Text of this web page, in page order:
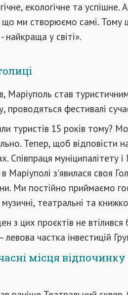
екологічне та успішне.
що ми створюємо самі.
у світі».
Маріуполь став
проводяться фестивалі
туристів 15 років тому?
Тепер, щоб відповісти
Співпраця муніципалітету
Маріуполі з'явилася своя
Ми постійно приймаємо
театральні та
з цих проєктів не
частка інвестицій
місця відпочинку